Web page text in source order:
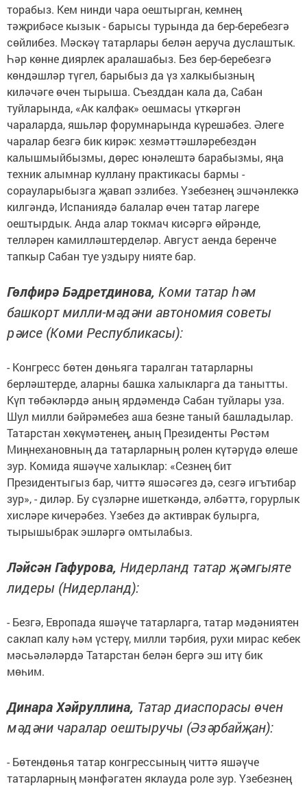
торабыз. Кем нинди чара оештырган, кемнең
тәҗрибәсе кызык - барысы турында да бер-беребезгә
сөйлибез. Мәскәү татарлары белән аеруча дуслаштык.
Һәр көнне диярлек аралашабыз. Без бер-беребезгә
көндәшләр түгел, барыбыз да үз халкыбызның
киләчәге өчен тырыша. Съезддан кала да, Сабан
туйларында, «Ак калфак» оешмасы үткәргән
чараларда, яшьләр форумнарында күрешәбез. Әлеге
чаралар безгә бик кирәк: хезмәттәшләребездән
калышмыйбызмы, дөрес юнәлештә барабызмы, яңа
техник алымнар куллану практикасы бармы -
сорауларыбызга җавап эзлибез. Үзебезнең эшчәнлеккә
килгәндә, Испаниядә балалар өчен татар лагере
оештырдык. Анда алар токмач кисәргә өйрәнде,
телләрен камилләштерделәр. Август аенда беренче
тапкыр Сабан туе уздыру нияте бар.
Гөлфирә Бәдретдинова, Коми татар һәм
башкорт милли-мәдәни автономия советы
рәисе (Коми Республикасы):
- Конгресс бөтен дөньяга таралган татарларны
берләштерде, аларны башка халыкларга да танытты.
Күп төбәкләрдә аның ярдәмендә Сабан туйлары уза.
Шул милли бәйрәмебез аша безне таный башладылар.
Татарстан хөкүмәтенең, аның Президенты Рөстәм
Миңнехановның да татарларның ролен күтәрүдә өлеше
зур. Комида яшәүче халыклар: «Сезнең бит
Президентыгыз бар, читтә яшәсәгез дә, сезгә игътибар
зур», - диләр. Бу сүзләрне ишеткәндә, әлбәттә, горурлык
хисләре кичерәбез. Үзебез дә активрак булырга,
тырышыбрак эшләргә омтылабыз.
Ләйсән Гафурова, Нидерланд татар җәмгыяте
лидеры (Нидерланд):
- Безгә, Европада яшәүче татарларга, татар мәдәниятен
саклап калу һәм үстерү, милли тәрбия, рухи мирас кебек
мәсьәләләрдә Татарстан белән бергә эш итү бик
мөһим.
Динара Хәйруллина, Татар диаспорасы өчен
мәдәни чаралар оештыручы (Әзәрбайҗан):
- Бөтендөнья татар конгрессының читтә яшәүче
татарларның мәнфәгатен яклауда роле зур. Үзебезнең